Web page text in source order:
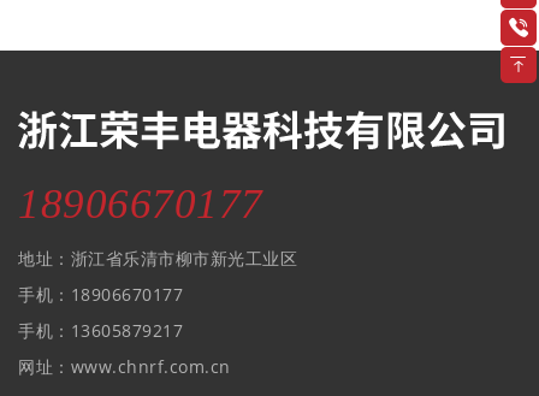
18906670177
地址：浙江省乐清市柳市新光工业区
手机：18906670177
手机：13605879217
网址：www.chnrf.com.cn